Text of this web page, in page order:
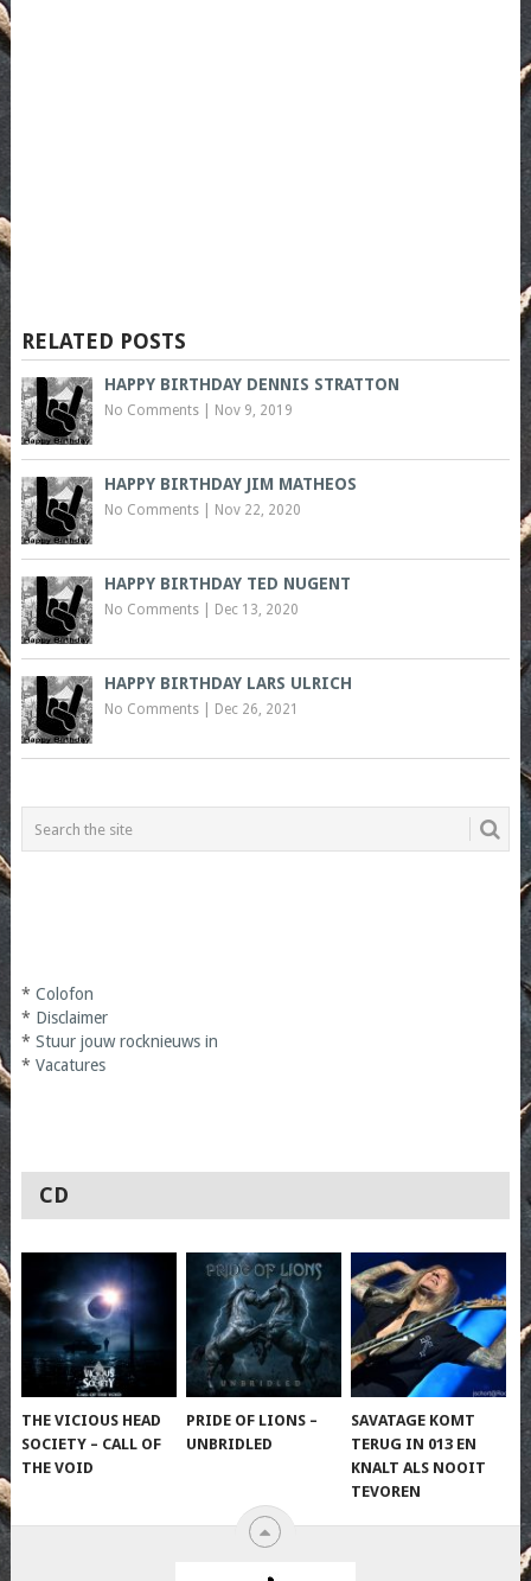
RELATED POSTS
HAPPY BIRTHDAY DENNIS STRATTON
No Comments| Nov 9, 2019
HAPPY BIRTHDAY JIM MATHEOS
No Comments| Nov 22, 2020
HAPPY BIRTHDAY TED NUGENT
No Comments| Dec 13, 2020
HAPPY BIRTHDAY LARS ULRICH
No Comments| Dec 26, 2021
* Colofon
* Disclaimer
* Stuur jouw rocknieuws in
* Vacatures
CD
THE VICIOUS HEAD
SOCIETY – CALL OF
THE VOID
PRIDE OF LIONS –
UNBRIDLED
SAVATAGE KOMT
TERUG IN 013 EN
KNALT ALS NOOIT
TEVOREN